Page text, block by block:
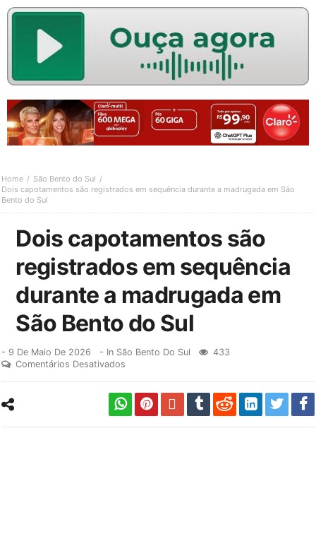
Home
São Bento do Sul
Dois capotamentos são registrados em sequência durante a madrugada em São
Bento do Sul
Dois capotamentos são
registrados em sequência
durante a madrugada em
São Bento do Sul
- 9 De Maio De 2026 - In São Bento Do Sul
433
Comentários Desativados